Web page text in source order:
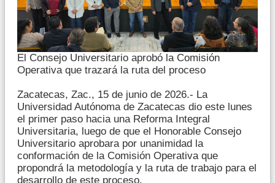
El Consejo Universitario aprobó la Comisión
Operativa que trazará la ruta del proceso
Zacatecas, Zac., 15 de junio de 2026.- La
Universidad Autónoma de Zacatecas dio este lunes
el primer paso hacia una Reforma Integral
Universitaria, luego de que el Honorable Consejo
Universitario aprobara por unanimidad la
conformación de la Comisión Operativa que
propondrá la metodología y la ruta de trabajo para el
desarrollo de este proceso.